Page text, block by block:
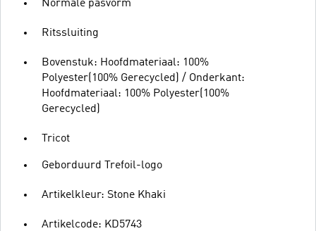
Normale pasvorm
Ritssluiting
Bovenstuk: Hoofdmateriaal: 100%
Polyester(100% Gerecycled) / Onderkant:
Hoofdmateriaal: 100% Polyester(100%
Gerecycled)
Tricot
Geborduurd Trefoil-logo
Artikelkleur: Stone Khaki
Artikelcode: KD5743